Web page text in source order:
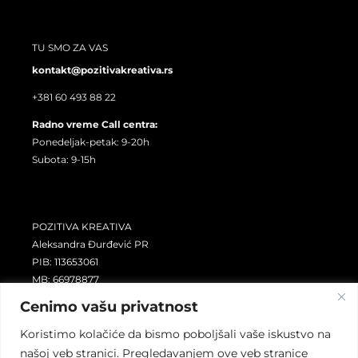
Cenimo vašu privatnost
Koristimo kolačiće da bismo poboljšali vaše iskustvo na
našoj veb stranici. Pregledavanjem ove veb stranice
TU SMO ZA VAS
kontakt@pozitivakreativa.rs
+381 60 493 88 22
Radno vreme Call centra:
Ponedeljak-petak: 9-20h
Subota: 9-15h
POZITIVA KREATIVA
Aleksandra Đurđević PR
PIB: 113653061
MB: 66978877
Šifra delatnosti: 4791
Tekući račun: 265-1110310007152-77